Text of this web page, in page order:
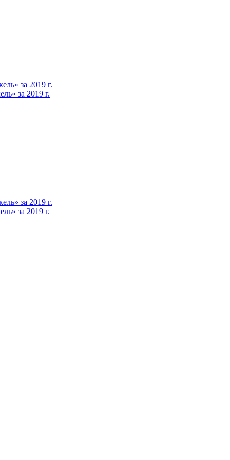
за 2019 г.
за 2019 г.
за 2019 г.
за 2019 г.